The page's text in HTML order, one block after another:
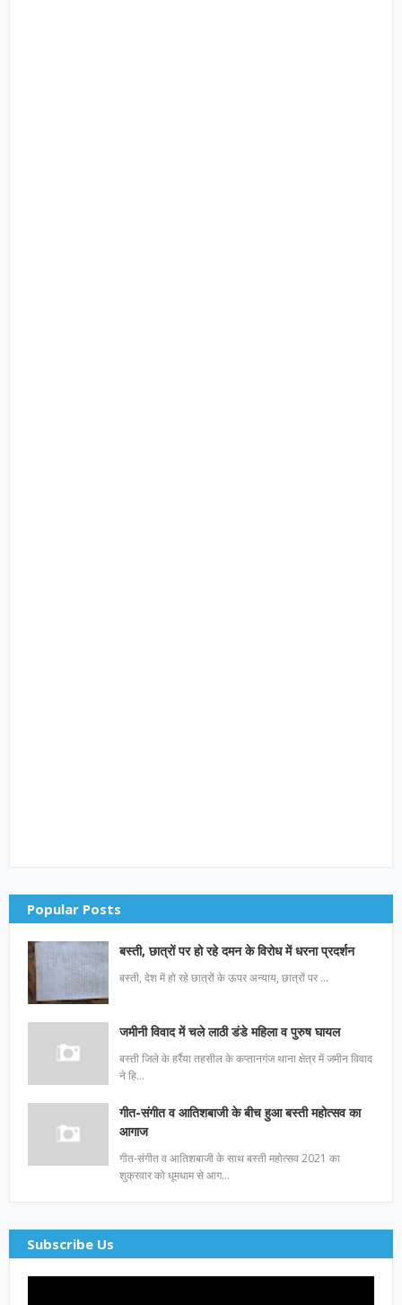
Popular Posts
बस्ती, छात्रों पर हो रहे दमन के विरोध में धरना प्रदर्शन
बस्ती, देश में हो रहे छात्रों के ऊपर अन्याय, छात्रों पर …
जमीनी विवाद में चले लाठी डंडे महिला व पुरुष घायल
बस्ती जिले के हर्रैया तहसील के कप्तानगंज थाना क्षेत्र में जमीन विवाद
ने हि…
गीत-संगीत व आतिशबाजी के बीच हुआ बस्ती महोत्सव का
आगाज
गीत-संगीत व आतिशबाजी के साथ बस्ती महोत्सव 2021 का
शुक्रवार को धूमधाम से आग…
Subscribe Us